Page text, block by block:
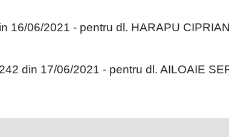
16/06/2021 - pentru dl. HARAPU
din 17/06/2021 - pentru dl. AILOAIE